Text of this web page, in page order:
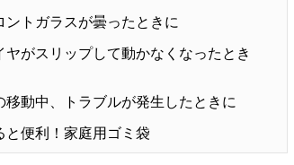
トガラスが曇ったときに
がスリップして動かなくなったとき
動中、トラブルが発生したときに
便利！家庭用ゴミ袋